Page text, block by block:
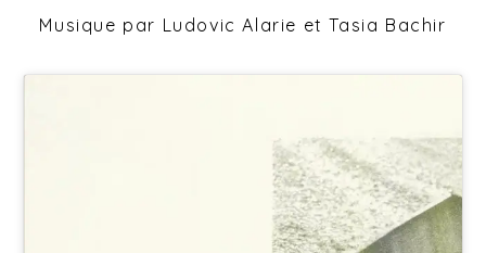
Musique par Ludovic Alarie et Tasia Bachir